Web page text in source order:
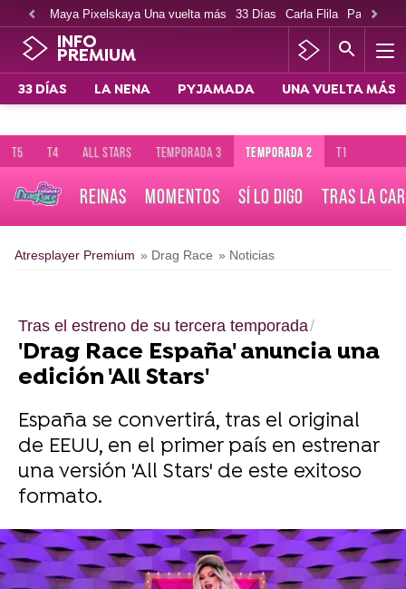
Maya Pixelskaya Una vuelta más 33 Días Carla Flila Paco
INFO
PREMIUM
33 DÍAS LA NENA PYJAMADA UNA VUELTA MÁS
T5 T4 ALL STARS TEMPORADA 3 TEMPORADA 2 T1
REINAS MOMENTOS SÍ LO DIGO TRAS LA
Atresplayer Premium » Drag Race » Noticias
Tras el estreno de su tercera temporada
'Drag Race España' anuncia una
edición 'All Stars'
España se convertirá, tras el original
de EEUU, en el primer país en estrenar
una versión 'All Stars' de este exitoso
formato.